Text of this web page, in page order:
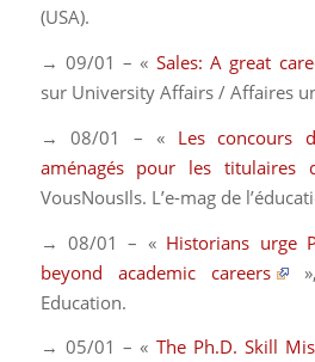
(USA).
→ 09/01 – « Sales: A great
sur University Affairs / Affaires
→ 08/01 – « Les concours
aménagés pour les titulaires
VousNousIls. L’e-mag de
→ 08/01 – « Historians urge
beyond academic careers
Education.
→ 05/01 – « The Ph.D. Skill